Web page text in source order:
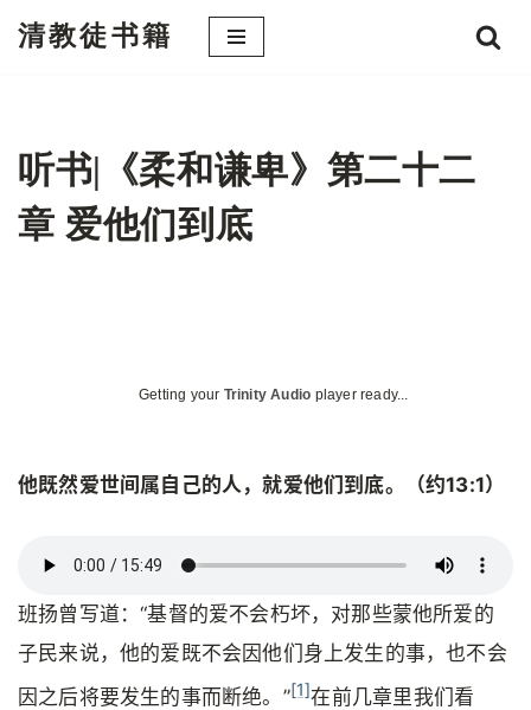
文
清教徒书籍
听书|《柔和谦卑》第二十二
章 爱他们到底
Getting your Trinity Audio player ready...
他既然爱世间属自己的人，就爱他们到底。（约13:1）
班扬曾写道：“基督的爱不会朽坏，对那些蒙他所爱的
子民来说，他的爱既不会因他们身上发生的事，也不会
因之后将要发生的事而断绝。”[1]在前几章里我们看